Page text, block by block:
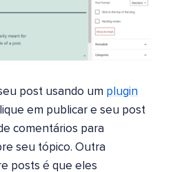
post usando um plugin
em publicar e seu post
comentários para
seu tópico. Outra
posts é que eles